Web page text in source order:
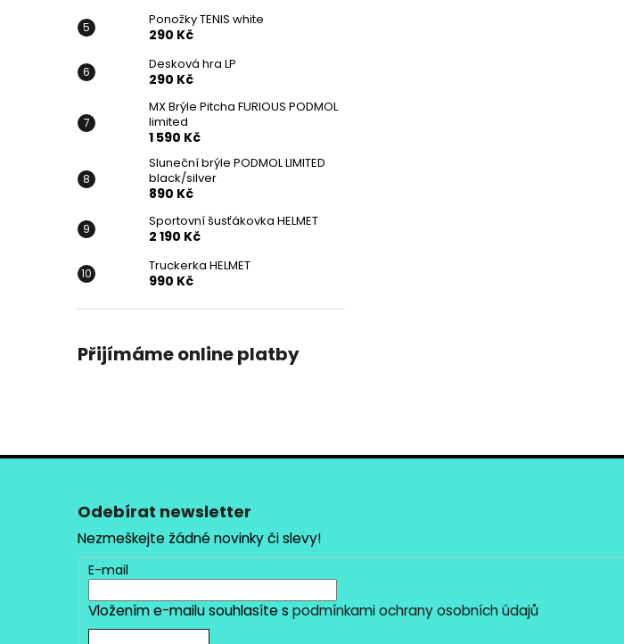
Ponožky TENIS white
290 Kč
Desková hra LP
290 Kč
MX Brýle Pitcha FURIOUS PODMOL
limited
1 590 Kč
Sluneční brýle PODMOL LIMITED
black/silver
890 Kč
Sportovní šusťákovka HELMET
2 190 Kč
Truckerka HELMET
990 Kč
Přijímáme online platby
Z
Odebírat newsletter
Nezmeškejte žádné novinky či slevy!
E-mail
Vložením e-mailu souhlasíte s podmínkami ochrany osobních údajů